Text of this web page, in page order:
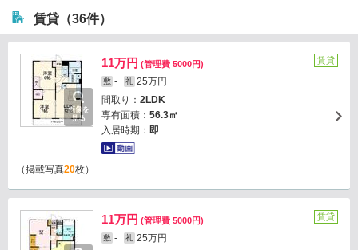
賃貸（36件）
画像を
見る
11万円 (管理費 5000円)
敷 - 礼 25万円
間取り： 2LDK
専有面積： 56.3㎡
入居時期： 即
賃貸
（掲載写真20枚）
11万円 (管理費 5000円)
敷 - 礼 25万円
賃貸